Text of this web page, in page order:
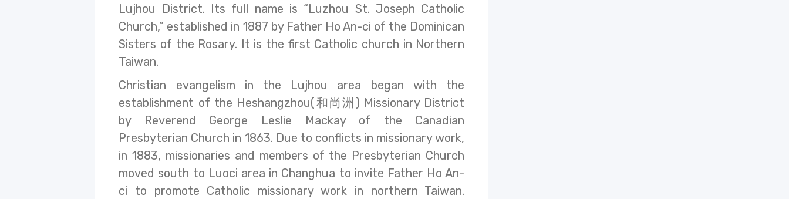
Lujhou District. Its full name is “Luzhou St. Joseph Catholic
Church,” established in 1887 by Father Ho An-ci of the Dominican
Sisters of the Rosary. It is the first Catholic church in Northern
Taiwan.
Christian evangelism in the Lujhou area began with the
establishment of the Heshangzhou(和尚洲) Missionary District
by Reverend George Leslie Mackay of the Canadian
Presbyterian Church in 1863. Due to conflicts in missionary work,
in 1883, missionaries and members of the Presbyterian Church
moved south to Luoci area in Changhua to invite Father Ho An-
ci to promote Catholic missionary work in northern Taiwan.